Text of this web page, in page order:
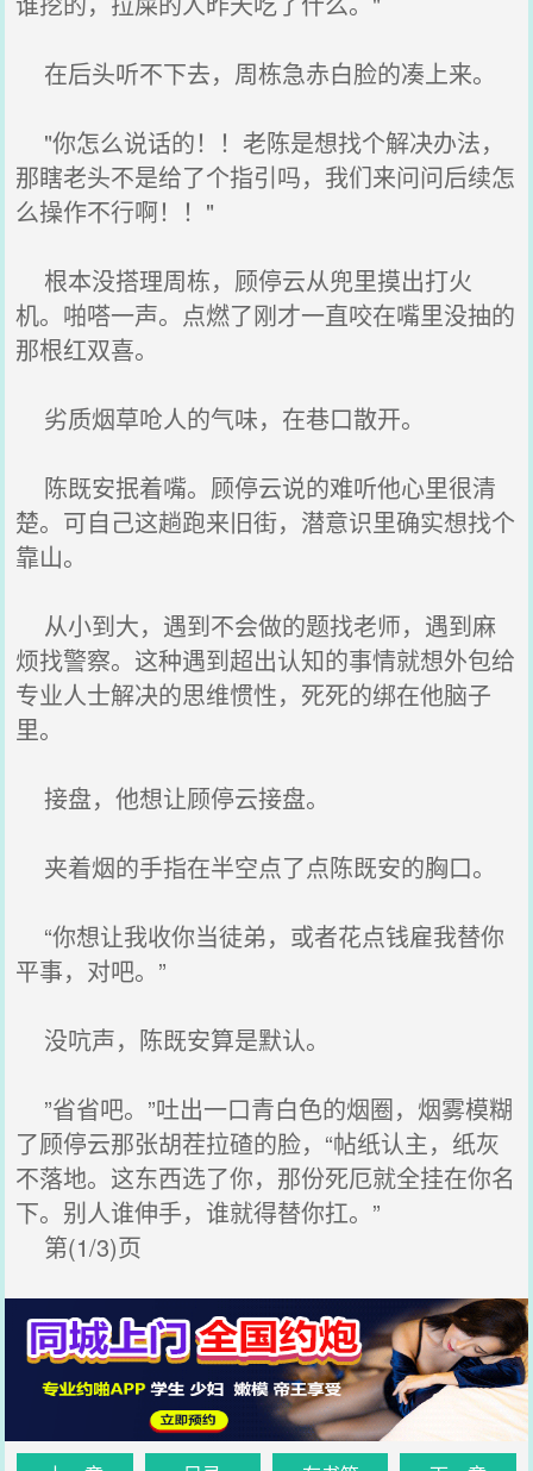
在后头听不下去，周栋急赤白脸的凑上来。
"你怎么说话的！！老陈是想找个解决办法，
那瞎老头不是给了个指引吗，我们来问问后续怎
么操作不行啊！！"
根本没搭理周栋，顾停云从兜里摸出打火
机。啪嗒一声。点燃了刚才一直咬在嘴里没抽的
那根红双喜。
劣质烟草呛人的气味，在巷口散开。
陈既安抿着嘴。顾停云说的难听他心里很清
楚。可自己这趟跑来旧街，潜意识里确实想找个
靠山。
从小到大，遇到不会做的题找老师，遇到麻
烦找警察。这种遇到超出认知的事情就想外包给
专业人士解决的思维惯性，死死的绑在他脑子
里。
接盘，他想让顾停云接盘。
夹着烟的手指在半空点了点陈既安的胸口。
“你想让我收你当徒弟，或者花点钱雇我替你
平事，对吧。”
没吭声，陈既安算是默认。
”省省吧。”吐出一口青白色的烟圈，烟雾模糊
了顾停云那张胡茬拉碴的脸，“帖纸认主，纸灰
不落地。这东西选了你，那份死厄就全挂在你名
下。别人谁伸手，谁就得替你扛。”
第(1/3)页